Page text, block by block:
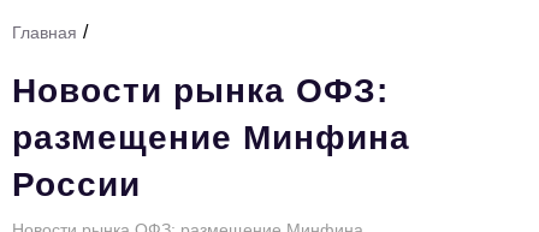
HR
Персона номера
Юридический практикум
Главная /
Новости рынка ОФЗ:
размещение Минфина
России